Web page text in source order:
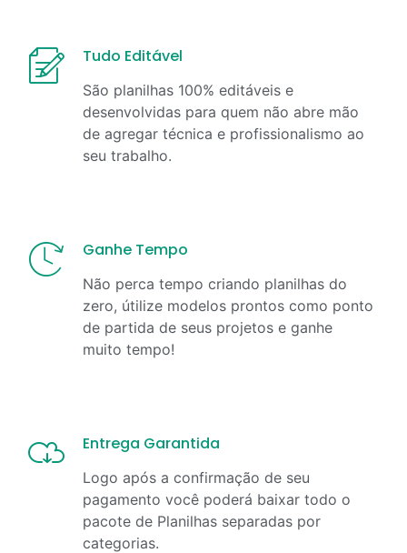
Tudo Editável
São planilhas 100% editáveis e
desenvolvidas para quem não abre mão
de agregar técnica e profissionalismo ao
seu trabalho.
Ganhe Tempo
Não perca tempo criando planilhas do
zero, útilize modelos prontos como ponto
de partida de seus projetos e ganhe
muito tempo!
Entrega Garantida
Logo após a confirmação de seu
pagamento você poderá baixar todo o
pacote de Planilhas separadas por
categorias.